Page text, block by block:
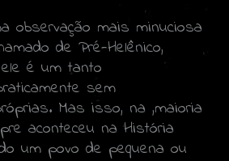
observação mais minuciosa
de Pré-Helênico,
é um tanto
sem
Mas isso, na ,maioria
aconteceu na História
um povo de pequena ou